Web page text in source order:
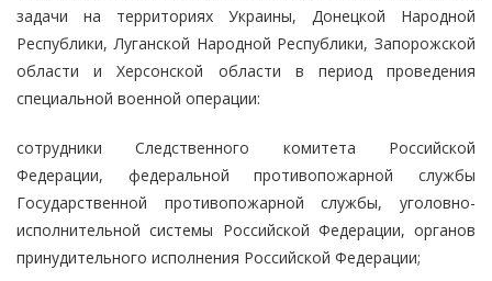
задачи на территориях Украины, Донецкой Народной
Республики, Луганской Народной Республики, Запорожской
области и Херсонской области в период проведения
специальной военной операции:
сотрудники Следственного комитета Российской
Федерации, федеральной противопожарной службы
Государственной противопожарной службы, уголовно-
исполнительной системы Российской Федерации, органов
принудительного исполнения Российской Федерации;